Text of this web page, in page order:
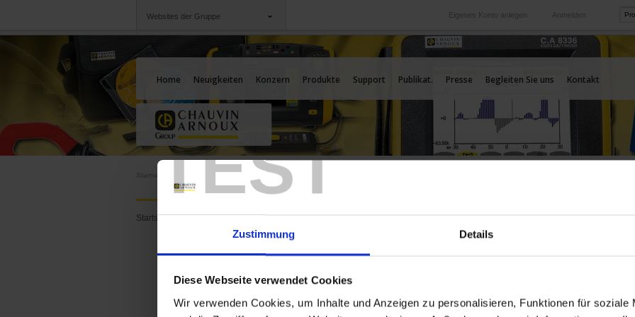
TEST
Zustimmung Details
Diese Webseite verwendet Cookies
Wir verwenden Cookies, um Inhalte und Anzeigen zu personalisieren, Funktionen für soziale
Websites der Gruppe Anmelden
Eigenes Konto anlegen
Gruppe
Chauvin Arnoux
Unternehmen
Angebote für Sie
Unsere Auslands-Tochtergesellschaften
Home Neuigkeiten Konzern Produkte Support Publikat. Presse Begleiten Sie uns Kontakt
Startseite NEU: F404T Vielfachmesszange für Photovoltaikanlagen
Startseite
NEU: F404T Vielfachmesszange für
Photovoltaikanlagen
NEU: F404T Vielfachmesszange für
F404 und wurde speziell für den Einsatz an